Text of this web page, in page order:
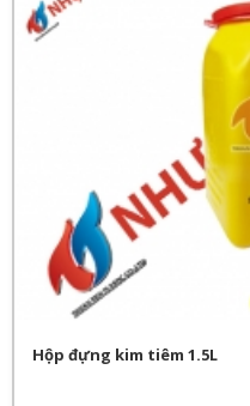
Hộp đựng kim tiêm 1.5L